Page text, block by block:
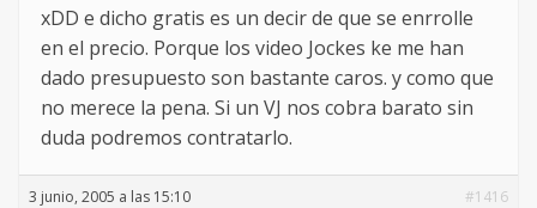
xDD e dicho gratis es un decir de que se enrrolle
en el precio. Porque los video Jockes ke me han
dado presupuesto son bastante caros. y como que
no merece la pena. Si un VJ nos cobra barato sin
duda podremos contratarlo.
3 junio, 2005 a las 15:10
#1416